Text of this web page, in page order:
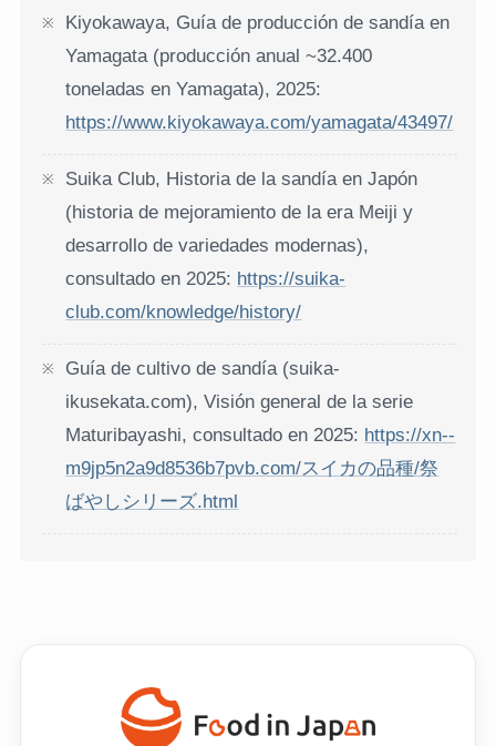
Kiyokawaya, Guía de producción de sandía en
Yamagata (producción anual ~32.400
toneladas en Yamagata), 2025:
https://www.kiyokawaya.com/yamagata/43497/
Suika Club, Historia de la sandía en Japón
(historia de mejoramiento de la era Meiji y
desarrollo de variedades modernas),
consultado en 2025: https://suika-
club.com/knowledge/history/
Guía de cultivo de sandía (suika-
ikusekata.com), Visión general de la serie
Maturibayashi, consultado en 2025: https://xn--
m9jp5n2a9d8536b7pvb.com/スイカの品種/祭
ばやしシリーズ.html